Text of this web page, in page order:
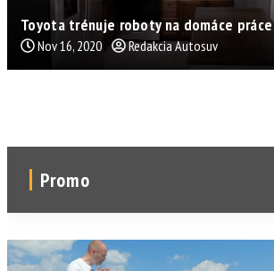
Toyota trénuje roboty na domáce práce
Nov 16, 2020 Redakcia Autosuv
Promo